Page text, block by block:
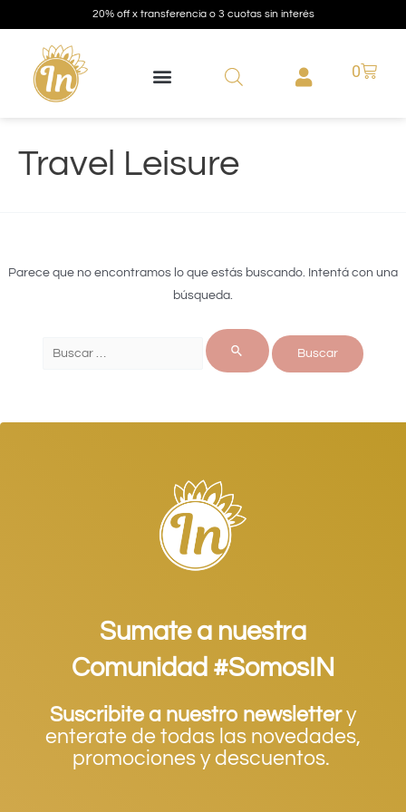
20% off x transferencia o 3 cuotas sin interés
0
Travel Leisure
Parece que no encontramos lo que estás buscando. Intentá con una
búsqueda.
Sumate a nuestra
Comunidad #SomosIN
Suscribite a nuestro newslettery
enterate de todas las novedades,
promociones y descuentos.